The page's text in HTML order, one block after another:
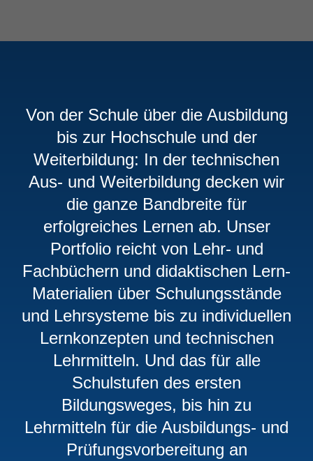
Von der Schule über die Ausbildung
bis zur Hochschule und der
Weiterbildung: In der technischen
Aus- und Weiterbildung decken wir
die ganze Bandbreite für
erfolgreiches Lernen ab. Unser
Portfolio reicht von Lehr- und
Fachbüchern und didaktischen Lern‐
Materialien über Schulungsstände
und Lehrsysteme bis zu individuellen
Lernkonzepten und technischen
Lehrmitteln. Und das für alle
Schulstufen des ersten
Bildungsweges, bis hin zu
Lehrmitteln für die Ausbildungs- und
Prüfungsvorbereitung an